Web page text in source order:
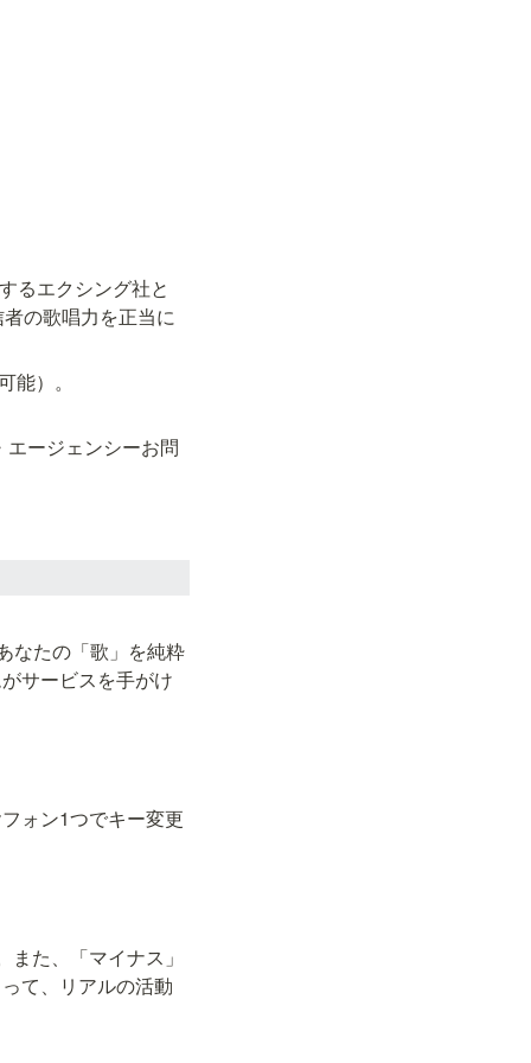
るエクシング社と
の歌唱力を正当に
）。
ージェンシーお問
なたの「歌」を純粋
サービスを手がけ
ォン1つでキー変更
た、「マイナス」
て、リアルの活動